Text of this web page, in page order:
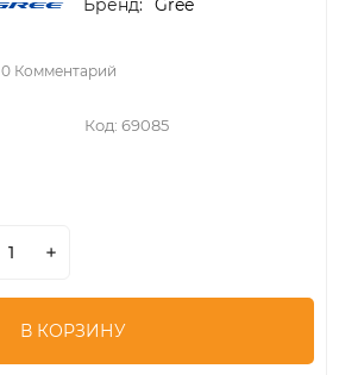
Бренд: Gree
0 Комментарий
Код: 69085
В КОРЗИНУ